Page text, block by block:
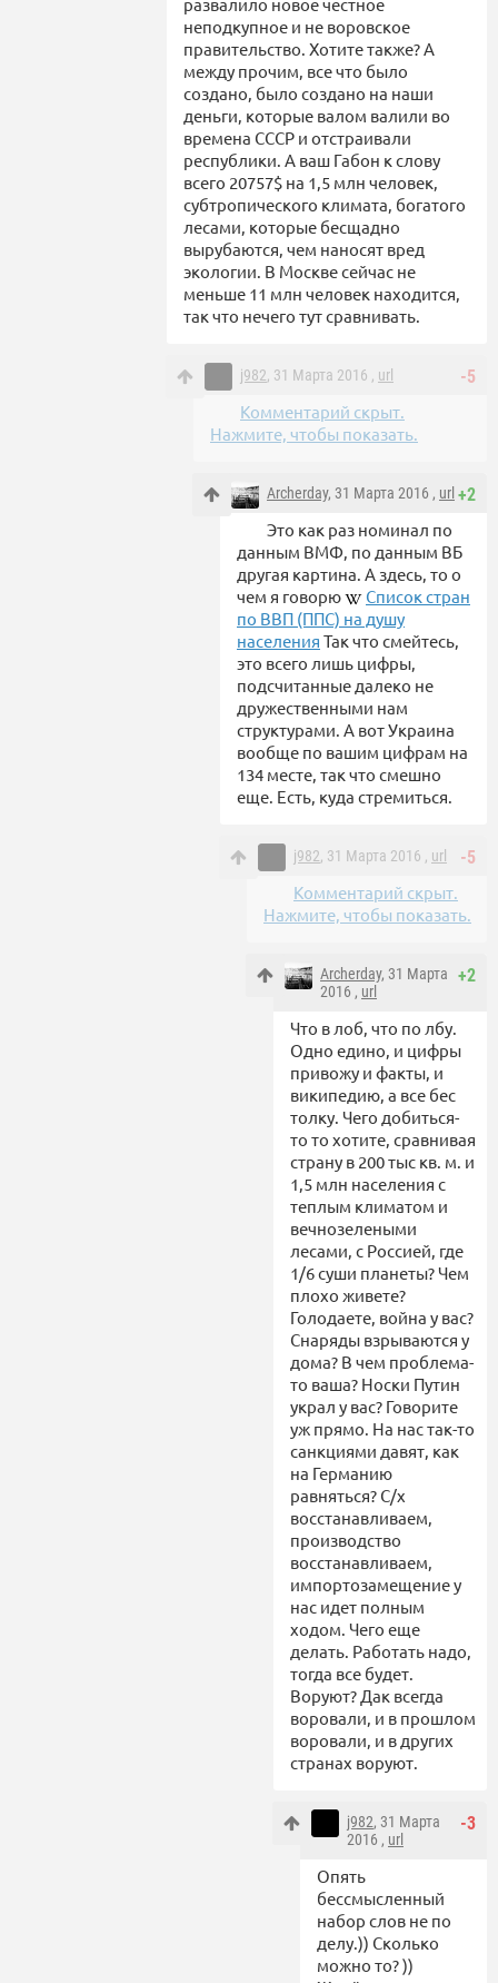
неподкупное и не воровское
правительство. Хотите также? А
между прочим, все что было
создано, было создано на наши
деньги, которые валом валили во
времена СССР и отстраивали
республики. А ваш Габон к слову
всего 20757$ на 1,5 млн человек,
субтропического климата, богатого
лесами, которые бесщадно
вырубаются, чем наносят вред
экологии. В Москве сейчас не
меньше 11 млн человек находится,
так что нечего тут сравнивать.
-5
j982, 31 Марта 2016 , url
Комментарий скрыт.
Нажмите, чтобы показать.
+2
Archerday, 31 Марта 2016 , url
Это как раз номинал по
данным ВМФ, по данным ВБ
другая картина. А здесь, то о
чем я говорю
Список стран
по ВВП (ППС) на душу
населения Так что смейтесь,
это всего лишь цифры,
подсчитанные далеко не
дружественными нам
структурами. А вот Украина
вообще по вашим цифрам на
134 месте, так что смешно
еще. Есть, куда стремиться.
-5
j982, 31 Марта 2016 , url
Комментарий скрыт.
Нажмите, чтобы показать.
+2
Archerday, 31 Марта
2016 , url
Что в лоб, что по лбу.
Одно едино, и цифры
привожу и факты, и
википедию, а все бес
толку. Чего добиться-
то то хотите, сравнивая
страну в 200 тыс кв. м. и
1,5 млн населения с
теплым климатом и
вечнозелеными
лесами, с Россией, где
1/6 суши планеты? Чем
плохо живете?
Голодаете, война у вас?
Снаряды взрываются у
дома? В чем проблема-
то ваша? Носки Путин
украл у вас? Говорите
уж прямо. На нас так-то
санкциями давят, как
на Германию
равняться? С/х
восстанавливаем,
производство
восстанавливаем,
импортозамещение у
нас идет полным
ходом. Чего еще
делать. Работать надо,
тогда все будет.
Воруют? Дак всегда
воровали, и в прошлом
воровали, и в других
странах воруют.
-3
j982, 31 Марта
2016 , url
Опять
бессмысленный
набор слов не по
делу.)) Сколько
можно то? ))